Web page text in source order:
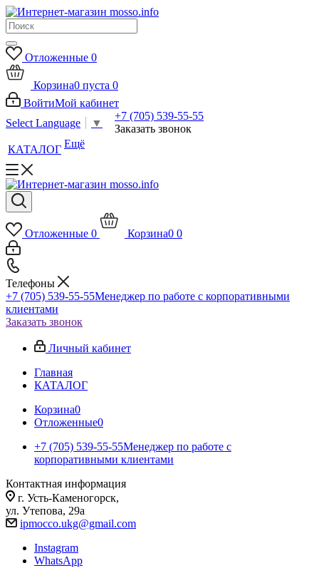
Отложенные 0
Корзина0 пуста 0
ВойтиМой кабинет
Select Language
▼
+7 (705) 539-55-55
Заказать звонок
КАТАЛОГ Ещё
Отложенные 0 Корзина0 0
Телефоны
+7 (705) 539-55-55Менеджер по работе с корпоративными
клиентами
Заказать звонок
Личный кабинет
Главная
КАТАЛОГ
Корзина0
Отложенные0
+7 (705) 539-55-55Менеджер по работе с
корпоративными клиентами
Контактная информация
г. Усть-Каменогорск,
ул. Утепова, 29а
ipmocco.ukg@gmail.com
Instagram
WhatsApp